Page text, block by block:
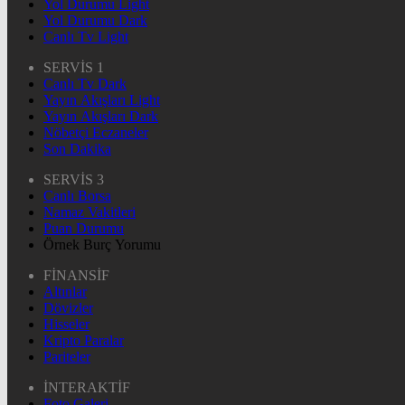
Yol Durumu Light
Yol Durumu Dark
Canlı Tv Light
SERVİS 1
Canlı Tv Dark
Yayın Akışları Light
Yayın Akışları Dark
Nöbetçi Eczaneler
Son Dakika
SERVİS 3
Canlı Borsa
Namaz Vakitleri
Puan Durumu
Örnek Burç Yorumu
FİNANSİF
Altınlar
Dövizler
Hisseler
Kripto Paralar
Pariteler
İNTERAKTİF